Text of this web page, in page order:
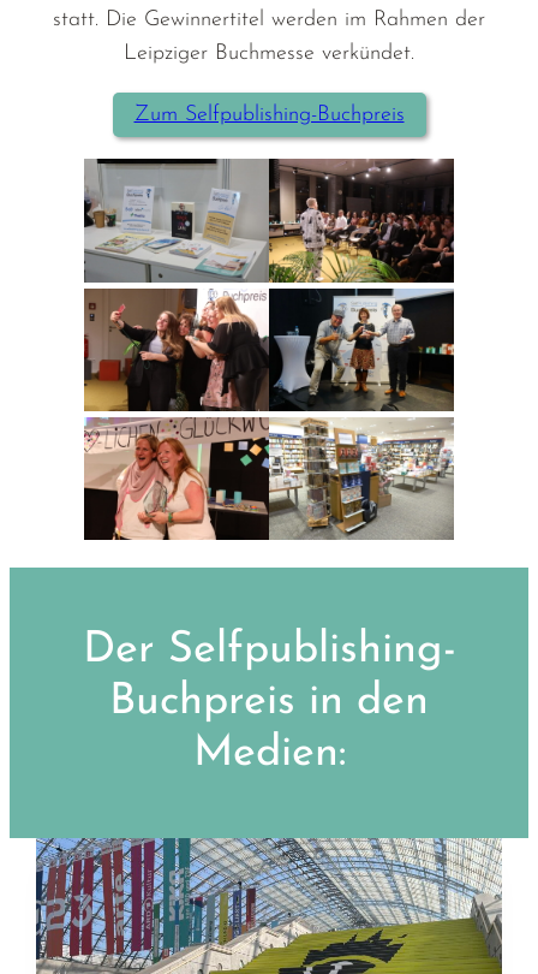
statt. Die Gewinnertitel werden im Rahmen der
Leipziger Buchmesse verkündet.
Zum Selfpublishing-Buchpreis
Der Selfpublishing-
Buchpreis in den
Medien: